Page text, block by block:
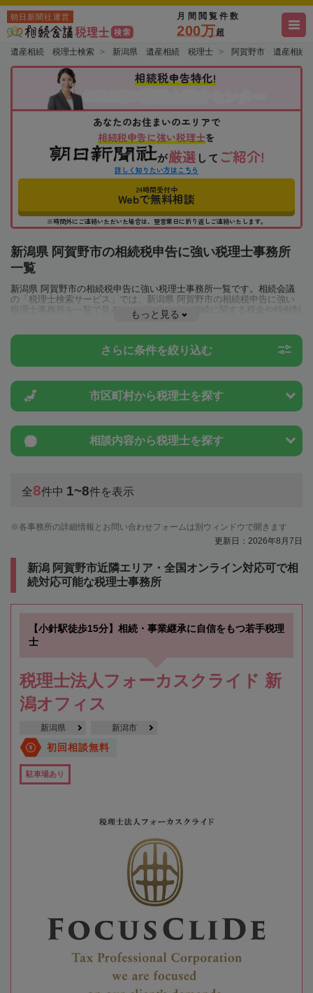
朝日新聞社運営 月間閲覧件数
200万超
遺産相続 税理士検索 新潟県 遺産相続 税理士 阿賀野市 遺産相続
相続税申告特化!
あなたのお住まいのエリアで
相続税申告に強い税理士を
が厳選 して ご紹介!
詳しく知りたい方はこちら
24時間受付中
Webで無料相談
※時間外にご連絡いただいた場合は、翌営業日に折り返しご連絡いたします。
新潟県 阿賀野市の相続税申告に強い税理士事務所
一覧
新潟県 阿賀野市の相続税申告に強い税理士事務所一覧です。相続会議
の「税理士検索サービス」では、新潟県 阿賀野市の相続税申告に強い
税理士事務所を一覧で見ることが出来ます。相続に関する税金や特例制
度のことは一度近隣の税理士に相談してみましょう。
もっと見る
さらに条件を絞り込む
市区町村から税理士を探す
相談内容から税理士を探す
全8件中 1~8件を表示
各事務所の詳細情報とお問い合わせフォームは別ウィンドウで開きます
更新日：2026年8月7日
新潟 阿賀野市近隣エリア・全国オンライン対応可で相
続対応可能な税理士事務所
【小針駅徒歩15分】相続・事業継承に自信をもつ若手税理
士
税理士法人フォーカスクライド 新
潟オフィス
新潟県 新潟市
初回相談無料
駐車場あり